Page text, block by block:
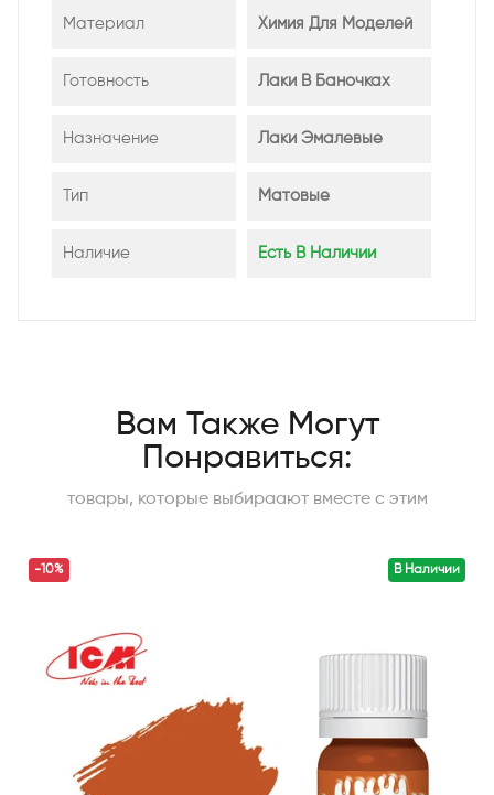
Материал Химия Для Моделей
Готовность Лаки В Баночках
Назначение Лаки Эмалевые
Тип Матовые
Наличие Есть В Наличии
Вам Также Могут
Понравиться:
товары, которые выбираают вместе с этим
В Наличии
-10%